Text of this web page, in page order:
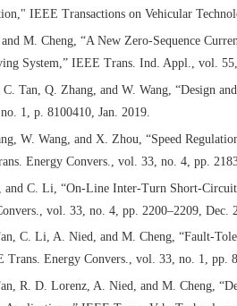
IEEE Transactions on Vehicular
M. Cheng, “A New Zero-Sequence
System,” IEEE Trans. Ind. Appl., vol.
Tan, Q. Zhang, and W. Wang, “Design
1, p. 8100410, Jan. 2019.
W. Wang, and X. Zhou, “Speed
Energy Convers., vol. 33, no. 4, pp.
C. Li, “On-Line Inter-Turn Short-
vol. 33, no. 4, pp. 2200–2209, Dec.
C. Li, A. Nied, and M. Cheng, “Fault-
Trans. Energy Convers., vol. 33, no. 1, pp.
R. D. Lorenz, A. Nied, and M. Cheng,